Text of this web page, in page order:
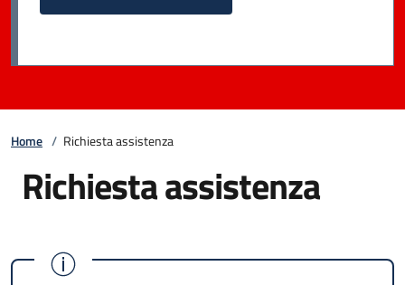
Home / Richiesta assistenza
Richiesta assistenza